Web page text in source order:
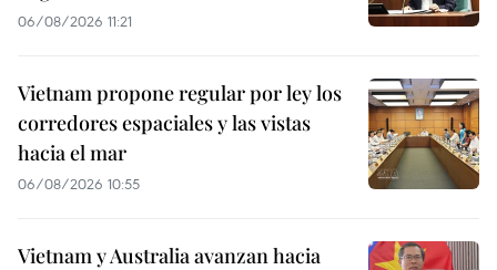
06/08/2026 11:21
Vietnam propone regular por ley los
corredores espaciales y las vistas
hacia el mar
06/08/2026 10:55
Vietnam y Australia avanzan hacia